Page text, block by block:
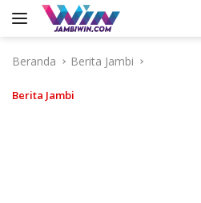
Langsung
Beranda
Berita Jambi
Berita Jambi